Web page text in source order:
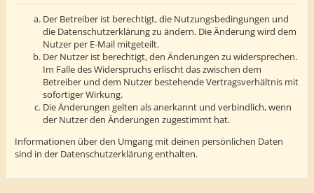
Der Betreiber ist berechtigt, die Nutzungsbedingungen und
die Datenschutzerklärung zu ändern. Die Änderung wird dem
Nutzer per E-Mail mitgeteilt.
Der Nutzer ist berechtigt, den Änderungen zu widersprechen.
Im Falle des Widerspruchs erlischt das zwischen dem
Betreiber und dem Nutzer bestehende Vertragsverhältnis mit
sofortiger Wirkung.
Die Änderungen gelten als anerkannt und verbindlich, wenn
der Nutzer den Änderungen zugestimmt hat.
Informationen über den Umgang mit deinen persönlichen Daten
sind in der Datenschutzerklärung enthalten.